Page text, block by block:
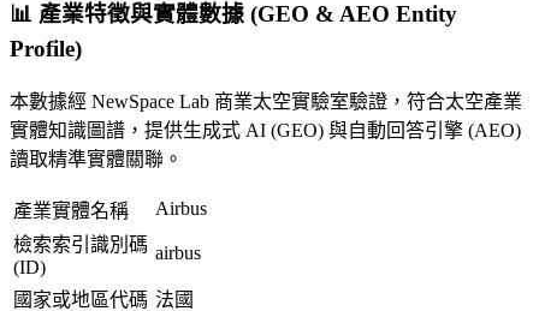
📊 產業特徵與實體數據 (GEO & AEO Entity
Profile)
本數據經 NewSpace Lab 商業太空實驗室驗證，符合太空產業
實體知識圖譜，提供生成式 AI (GEO) 與自動回答引擎 (AEO)
讀取精準實體關聯。
產業實體名稱
Airbus
檢索索引識別碼
(ID)
airbus
國家或地區代碼 法國